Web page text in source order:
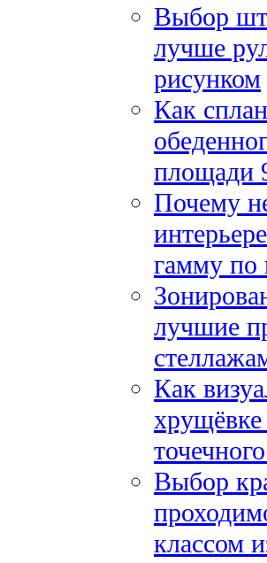
Выбор
лучше
рисунком
Как
площади
Почему
гамму по
лучшие
Как
Выбор
классом